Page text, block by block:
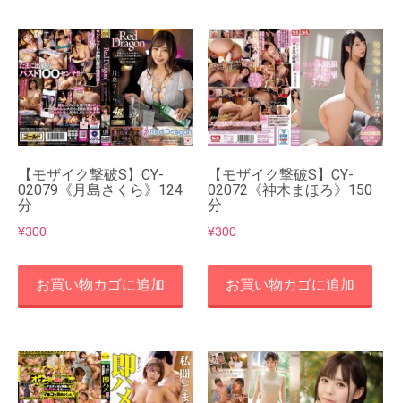
【モザイク撃破S】CY-
02079《月島さくら》124
分
¥300
お買い物カゴに追加
【モザイク撃破S】CY-
02072《神木まほろ》150
分
¥300
お買い物カゴに追加